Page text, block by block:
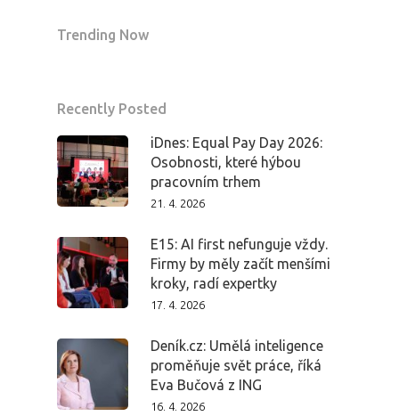
Trending Now
Recently Posted
iDnes: Equal Pay Day 2026:
Osobnosti, které hýbou
pracovním trhem
21. 4. 2026
E15: AI first nefunguje vždy.
Firmy by měly začít menšími
kroky, radí expertky
17. 4. 2026
Deník.cz: Umělá inteligence
proměňuje svět práce, říká
Eva Bučová z ING
16. 4. 2026
Partneři